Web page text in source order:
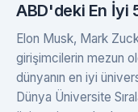
ABD'deki En İyi
Elon Musk, Mark
girişimcilerin mezun
dünyanın en iyi
Dünya Üniversite